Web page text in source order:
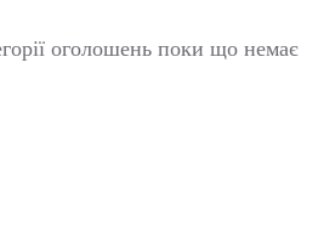
оголошень поки що немає